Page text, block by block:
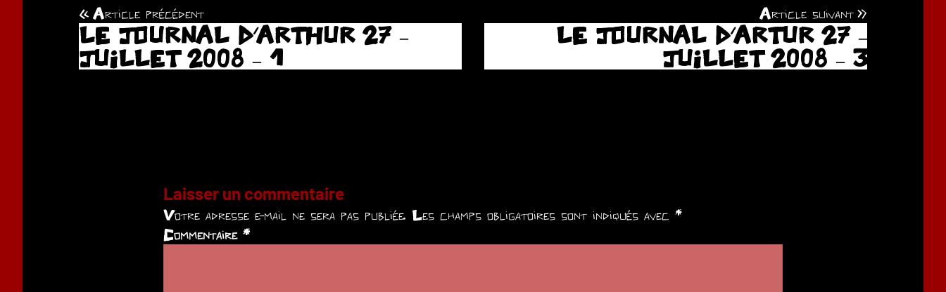
Navigation
de
l’article
Article précédent
LE JOURNAL D’ARTHUR 27 –
JUILLET 2008 – 1
Article suivant
LE JOURNAL D’ARTUR 27 –
JUILLET 2008 – 3
Laisser un commentaire
Votre adresse e-mail ne sera pas publiée. Les champs obligatoires sont indiqués avec *
Commentaire *